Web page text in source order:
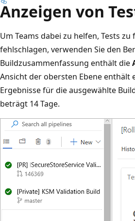
Anzeigen von
Um Teams dabei zu helfen, Tests
fehlschlagen, verwenden Sie den
Buildzusammenfassung enthält die
Ansicht der obersten Ebene
Ergebnisse für die ausgewählte
beträgt 14 Tage.